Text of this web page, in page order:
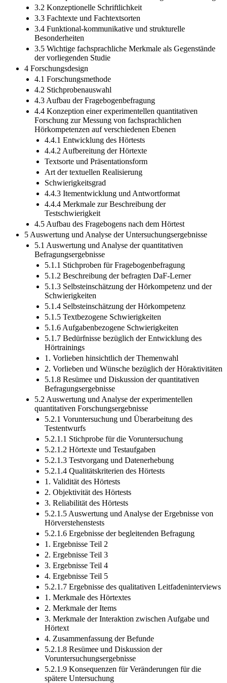
3.2 Konzeptionelle Schriftlichkeit
3.3 Fachtexte und Fachtextsorten
3.4 Funktional-kommunikative und strukturelle
Besonderheiten
3.5 Wichtige fachsprachliche Merkmale als Gegenstände
der vorliegenden Studie
4 Forschungsdesign
4.1 Forschungsmethode
4.2 Stichprobenauswahl
4.3 Aufbau der Fragebogenbefragung
4.4 Konzeption einer experimentellen quantitativen
Forschung zur Messung von fachsprachlichen
Hörkompetenzen auf verschiedenen Ebenen
4.4.1 Entwicklung des Hörtests
4.4.2 Aufbereitung der Hörtexte
Textsorte und Präsentationsform
Art der textuellen Realisierung
Schwierigkeitsgrad
4.4.3 Itementwicklung und Antwortformat
4.4.4 Merkmale zur Beschreibung der
Testschwierigkeit
4.5 Aufbau des Fragebogens nach dem Hörtest
5 Auswertung und Analyse der Untersuchungsergebnisse
5.1 Auswertung und Analyse der quantitativen
Befragungsergebnisse
5.1.1 Stichproben für Fragebogenbefragung
5.1.2 Beschreibung der befragten DaF-Lerner
5.1.3 Selbsteinschätzung der Hörkompetenz und der
Schwierigkeiten
5.1.4 Selbsteinschätzung der Hörkompetenz
5.1.5 Textbezogene Schwierigkeiten
5.1.6 Aufgabenbezogene Schwierigkeiten
5.1.7 Bedürfnisse bezüglich der Entwicklung des
Hörtrainings
1. Vorlieben hinsichtlich der Themenwahl
2. Vorlieben und Wünsche bezüglich der Höraktivitäten
5.1.8 Resümee und Diskussion der quantitativen
Befragungsergebnisse
5.2 Auswertung und Analyse der experimentellen
quantitativen Forschungsergebnisse
5.2.1 Voruntersuchung und Überarbeitung des
Testentwurfs
5.2.1.1 Stichprobe für die Voruntersuchung
5.2.1.2 Hörtexte und Testaufgaben
5.2.1.3 Testvorgang und Datenerhebung
5.2.1.4 Qualitätskriterien des Hörtests
1. Validität des Hörtests
2. Objektivität des Hörtests
3. Reliabilität des Hörtests
5.2.1.5 Auswertung und Analyse der Ergebnisse von
Hörverstehenstests
5.2.1.6 Ergebnisse der begleitenden Befragung
1. Ergebnisse Teil 2
2. Ergebnisse Teil 3
3. Ergebnisse Teil 4
4. Ergebnisse Teil 5
5.2.1.7 Ergebnisse des qualitativen Leitfadeninterviews
1. Merkmale des Hörtextes
2. Merkmale der Items
3. Merkmale der Interaktion zwischen Aufgabe und
Hörtext
4. Zusammenfassung der Befunde
5.2.1.8 Resümee und Diskussion der
Voruntersuchungsergebnisse
5.2.1.9 Konsequenzen für Veränderungen für die
spätere Untersuchung